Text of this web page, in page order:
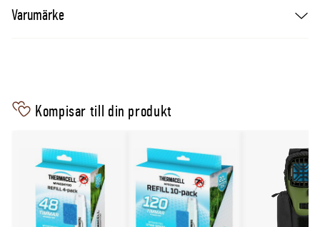
Varumärke
Kompisar till din produkt